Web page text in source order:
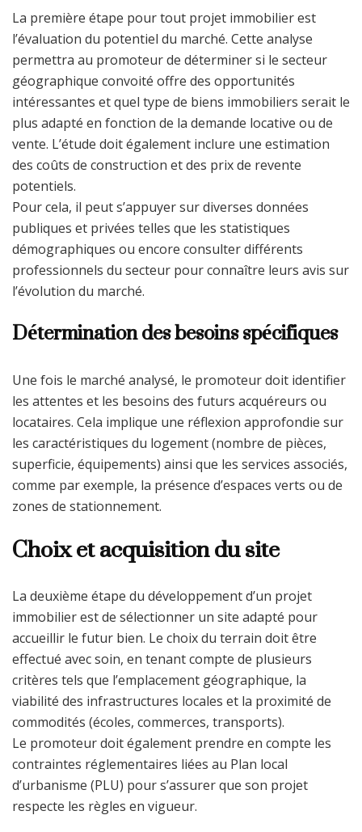
La première étape pour tout projet immobilier est
l’évaluation du potentiel du marché. Cette analyse
permettra au promoteur de déterminer si le secteur
géographique convoité offre des opportunités
intéressantes et quel type de biens immobiliers serait le
plus adapté en fonction de la demande locative ou de
vente. L’étude doit également inclure une estimation
des coûts de construction et des prix de revente
potentiels.
Pour cela, il peut s’appuyer sur diverses données
publiques et privées telles que les statistiques
démographiques ou encore consulter différents
professionnels du secteur pour connaître leurs avis sur
l’évolution du marché.
Détermination des besoins spécifiques
Une fois le marché analysé, le promoteur doit identifier
les attentes et les besoins des futurs acquéreurs ou
locataires. Cela implique une réflexion approfondie sur
les caractéristiques du logement (nombre de pièces,
superficie, équipements) ainsi que les services associés,
comme par exemple, la présence d’espaces verts ou de
zones de stationnement.
Choix et acquisition du site
La deuxième étape du développement d’un projet
immobilier est de sélectionner un site adapté pour
accueillir le futur bien. Le choix du terrain doit être
effectué avec soin, en tenant compte de plusieurs
critères tels que l’emplacement géographique, la
viabilité des infrastructures locales et la proximité de
commodités (écoles, commerces, transports).
Le promoteur doit également prendre en compte les
contraintes réglementaires liées au Plan local
d’urbanisme (PLU) pour s’assurer que son projet
respecte les règles en vigueur.